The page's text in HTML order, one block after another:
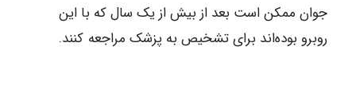
جوان ممکن است بعد از بیش از یک سال که با این
روبرو بوده‌اند برای تشخیص به پزشک مراجعه کنند.